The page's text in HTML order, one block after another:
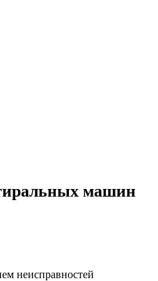
машин
неисправностей